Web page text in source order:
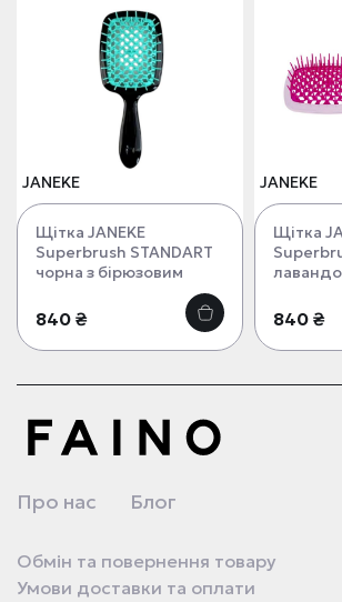
JANEKE
Щітка JANEKE
Superbrush STANDART
чорна з бірюзовим
840 ₴
JANEKE
Щітка
840 ₴
Про нас Блог
Обмін та повернення товару
Умови доставки та оплати